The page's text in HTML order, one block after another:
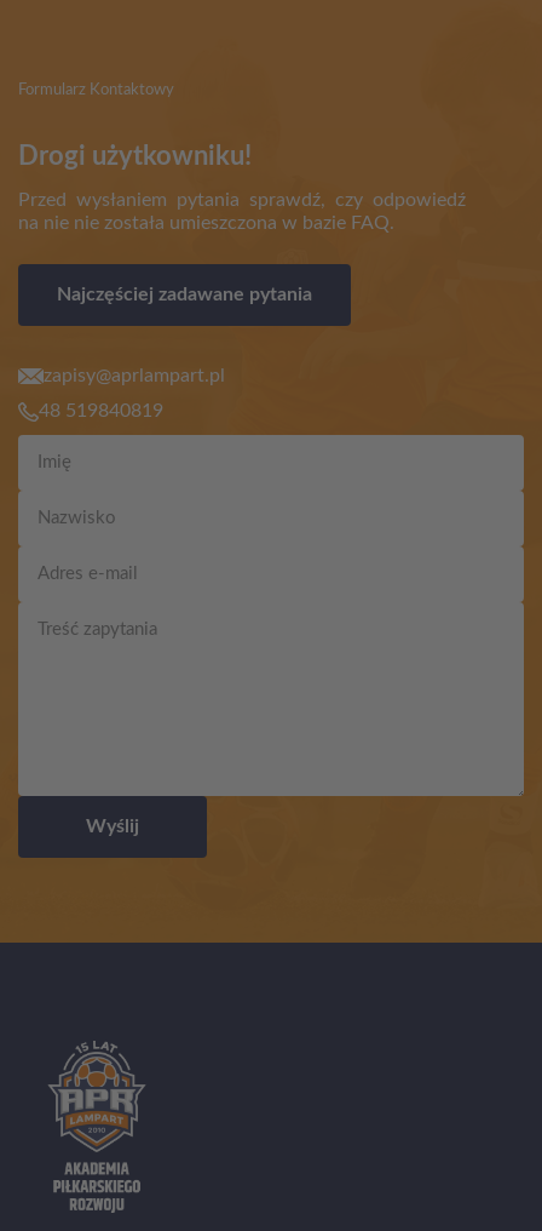
Formularz Kontaktowy
Drogi użytkowniku!
Przed wysłaniem pytania sprawdź, czy odpowiedź
na nie nie została umieszczona w bazie FAQ.
Najczęściej zadawane pytania
zapisy@aprlampart.pl
48 519840819
Wyślij